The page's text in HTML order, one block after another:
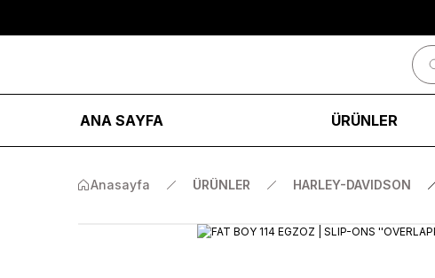
ANA SAYFA ÜRÜNLER
Anasayfa ÜRÜNLER HARLEY-DAVIDSON